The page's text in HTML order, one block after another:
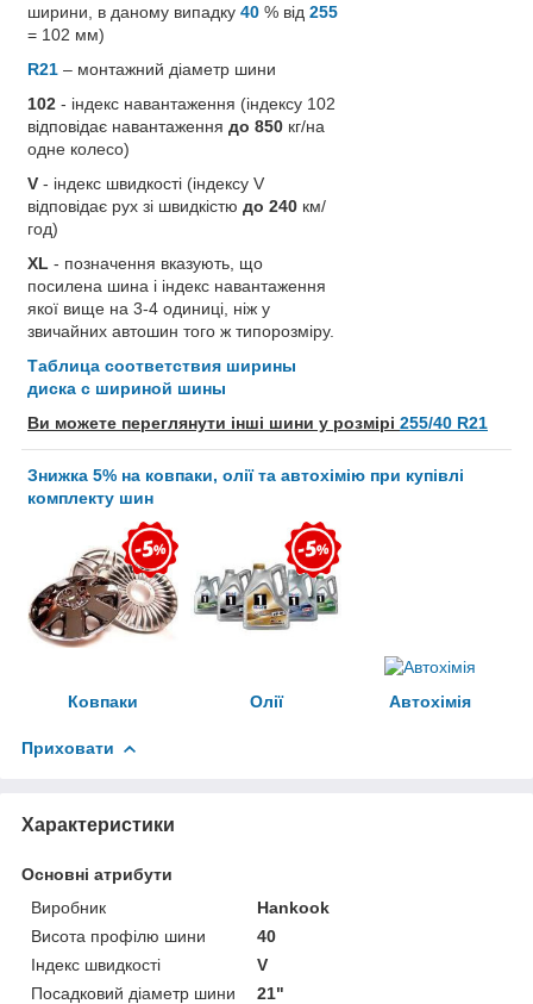
ширини, в даному випадку 40 % від 255
= 102 мм)
R21 – монтажний діаметр шини
102 - індекс навантаження (індексу 102
відповідає навантаження до 850 кг/на
одне колесо)
V - індекс швидкості (індексу V
відповідає рух зі швидкістю до 240 км/
год)
XL - позначення вказують, що
посилена шина і індекс навантаження
якої вище на 3-4 одиниці, ніж у
звичайних автошин того ж типорозміру.
Таблица соответствия ширины
диска с шириной шины
Ви можете переглянути інші шини у розмірі 255/40 R21
Знижка 5% на ковпаки, олії та автохімію при купівлі
комплекту шин
Ковпаки Олії Автохімія
Приховати
Характеристики
Основні атрибути
Виробник
Hankook
Висота профілю шини
40
Індекс швидкості
V
Посадковий діаметр шини
21"